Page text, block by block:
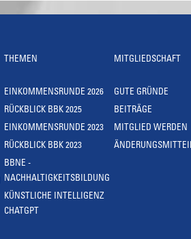
THEMEN
EINKOMMENSRUNDE 2026
RÜCKBLICK BBK 2025
EINKOMMENSRUNDE 2023
RÜCKBLICK BBK 2023
BBNE -
NACHHALTIGKEITSBILDUNG
KÜNSTLICHE INTELLIGENZ
CHATGPT
MITGLIEDSCHAFT
GUTE GRÜNDE
BEITRÄGE
MITGLIED WERDEN